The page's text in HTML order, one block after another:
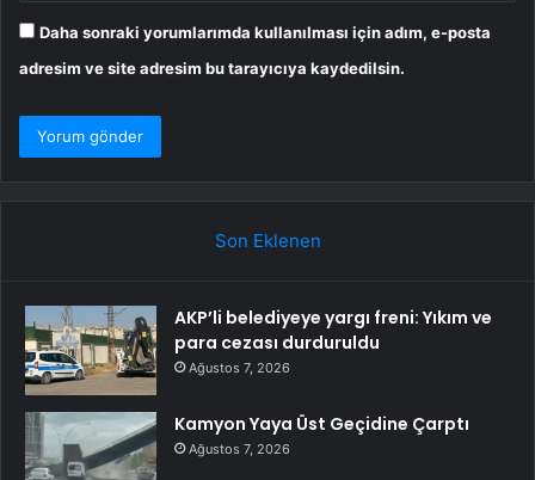
Daha sonraki yorumlarımda kullanılması için adım, e-posta
adresim ve site adresim bu tarayıcıya kaydedilsin.
Son Eklenen
AKP’li belediyeye yargı freni: Yıkım ve
para cezası durduruldu
Ağustos 7, 2026
Kamyon Yaya Üst Geçidine Çarptı
Ağustos 7, 2026